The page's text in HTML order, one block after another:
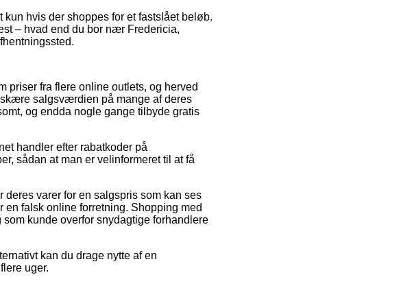
hvis der shoppes for et fastslået beløb.
– hvad end du bor nær Fredericia,
priser fra flere online outlets, og herved
salgsværdien på mange af deres
og endda nogle gange tilbyde gratis
handler efter rabatkoder på
sådan at man er velinformeret til at få
varer for en salgspris som kan ses
falsk online forretning. Shopping med
kunde overfor snydagtige forhandlere
kan du drage nytte af en
uger.